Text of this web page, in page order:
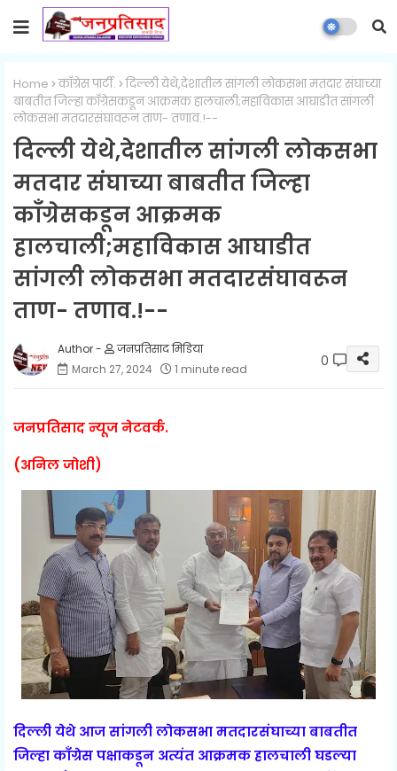
Home काँग्रेस पार्टी.
दिल्ली येथे,देशातील सांगली लोकसभा मतदार संघाच्या
बाबतीत जिल्हा काँग्रेसकडून आक्रमक हालचाली;महाविकास आघाडीत सांगली
लोकसभा मतदारसंघावरून ताण- तणाव.!--
दिल्ली येथे,देशातील सांगली लोकसभा
मतदार संघाच्या बाबतीत जिल्हा
काँग्रेसकडून आक्रमक
हालचाली;महाविकास आघाडीत
सांगली लोकसभा मतदारसंघावरून
ताण- तणाव.!--
जनप्रतिसाद मिडिया
March 27, 2024
1 minute read 0
जनप्रतिसाद न्यूज नेटवर्क.
(अनिल जोशी)
दिल्ली येथे आज सांगली लोकसभा मतदारसंघाच्या बाबतीत
जिल्हा काँग्रेस पक्षाकडून अत्यंत आक्रमक हालचाली घडल्या